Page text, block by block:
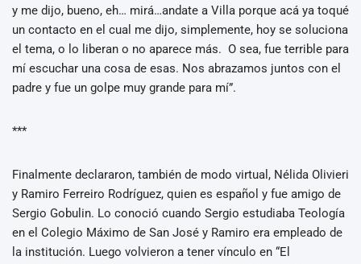
y me dijo, bueno, eh… mirá…andate a Villa porque acá ya toqué
un contacto en el cual me dijo, simplemente, hoy se soluciona
el tema, o lo liberan o no aparece más. O sea, fue terrible para
mí escuchar una cosa de esas. Nos abrazamos juntos con el
padre y fue un golpe muy grande para mí”.
***
Finalmente declararon, también de modo virtual, Nélida Olivieri
y Ramiro Ferreiro Rodríguez, quien es español y fue amigo de
Sergio Gobulin. Lo conoció cuando Sergio estudiaba Teología
en el Colegio Máximo de San José y Ramiro era empleado de
la institución. Luego volvieron a tener vínculo en “El